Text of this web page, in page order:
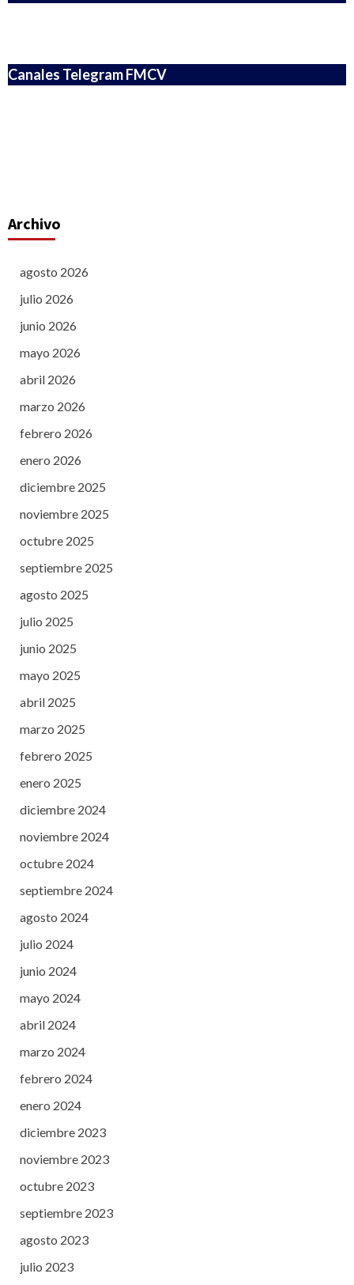
Canales Telegram FMCV
Archivo
agosto 2026
julio 2026
junio 2026
mayo 2026
abril 2026
marzo 2026
febrero 2026
enero 2026
diciembre 2025
noviembre 2025
octubre 2025
septiembre 2025
agosto 2025
julio 2025
junio 2025
mayo 2025
abril 2025
marzo 2025
febrero 2025
enero 2025
diciembre 2024
noviembre 2024
octubre 2024
septiembre 2024
agosto 2024
julio 2024
junio 2024
mayo 2024
abril 2024
marzo 2024
febrero 2024
enero 2024
diciembre 2023
noviembre 2023
octubre 2023
septiembre 2023
agosto 2023
julio 2023